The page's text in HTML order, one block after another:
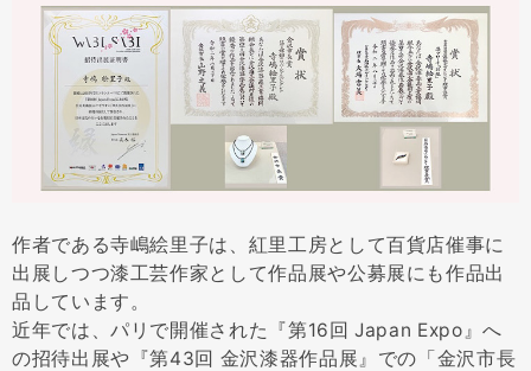
作者である寺嶋絵里子は、紅里工房として百貨店催事に
出展しつつ漆工芸作家として作品展や公募展にも作品出
品しています。
近年では、パリで開催された『第16回 Japan Expo』へ
の招待出展や『第43回 金沢漆器作品展』での「金沢市長